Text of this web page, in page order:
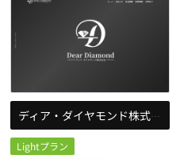
ディア・ダイヤモンド株式会社様
Lightプラン